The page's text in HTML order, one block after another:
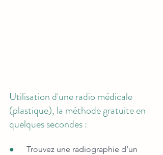
Utilisation d'une radio médicale
(plastique), la méthode gratuite en
quelques secondes :
● Trouvez une radiographie d’un